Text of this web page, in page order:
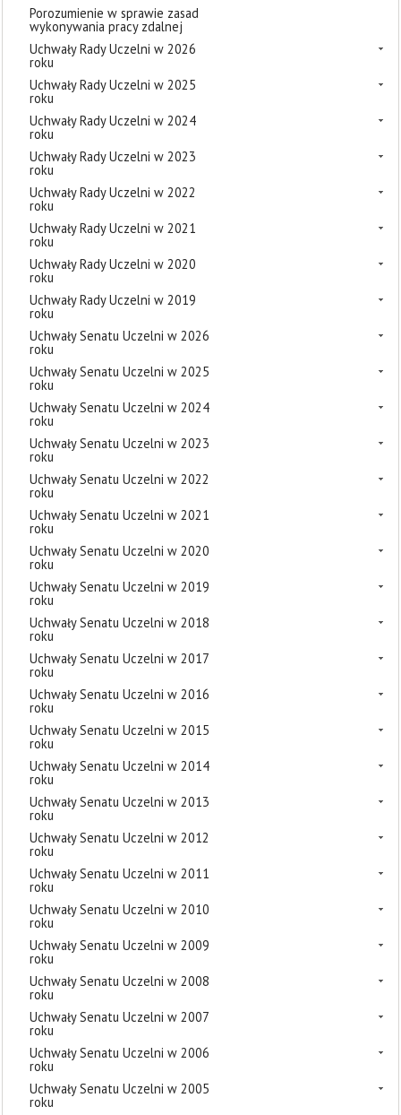
Porozumienie w sprawie zasad
wykonywania pracy zdalnej
Uchwały Rady Uczelni w 2026
roku
Uchwały Rady Uczelni w 2025
roku
Uchwały Rady Uczelni w 2024
roku
Uchwały Rady Uczelni w 2023
roku
Uchwały Rady Uczelni w 2022
roku
Uchwały Rady Uczelni w 2021
roku
Uchwały Rady Uczelni w 2020
roku
Uchwały Rady Uczelni w 2019
roku
Uchwały Senatu Uczelni w 2026
roku
Uchwały Senatu Uczelni w 2025
roku
Uchwały Senatu Uczelni w 2024
roku
Uchwały Senatu Uczelni w 2023
roku
Uchwały Senatu Uczelni w 2022
roku
Uchwały Senatu Uczelni w 2021
roku
Uchwały Senatu Uczelni w 2020
roku
Uchwały Senatu Uczelni w 2019
roku
Uchwały Senatu Uczelni w 2018
roku
Uchwały Senatu Uczelni w 2017
roku
Uchwały Senatu Uczelni w 2016
roku
Uchwały Senatu Uczelni w 2015
roku
Uchwały Senatu Uczelni w 2014
roku
Uchwały Senatu Uczelni w 2013
roku
Uchwały Senatu Uczelni w 2012
roku
Uchwały Senatu Uczelni w 2011
roku
Uchwały Senatu Uczelni w 2010
roku
Uchwały Senatu Uczelni w 2009
roku
Uchwały Senatu Uczelni w 2008
roku
Uchwały Senatu Uczelni w 2007
roku
Uchwały Senatu Uczelni w 2006
roku
Uchwały Senatu Uczelni w 2005
roku